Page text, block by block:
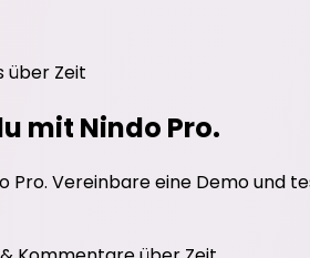
über Zeit
mit Nindo Pro.
Vereinbare eine Demo und